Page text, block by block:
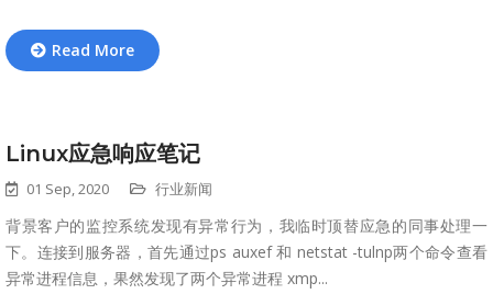
Read More
Linux应急响应笔记
01 Sep, 2020 行业新闻
背景客户的监控系统发现有异常行为，我临时顶替应急的同事处理一
下。连接到服务器，首先通过ps auxef 和 netstat -tulnp两个命令查看
异常进程信息，果然发现了两个异常进程 xmp...